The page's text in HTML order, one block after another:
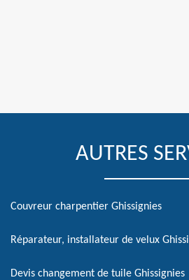
AUTRES
Couvreur charpentier Ghissignies
Réparateur, installateur de velux
Devis changement de tuile Ghissignies